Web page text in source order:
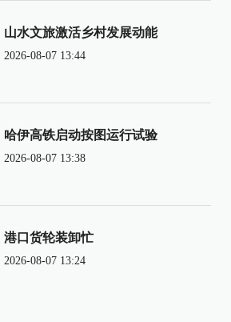
山水文旅激活乡村发展动能
2026-08-07 13:44
哈伊高铁启动按图运行试验
2026-08-07 13:38
港口货轮装卸忙
2026-08-07 13:24